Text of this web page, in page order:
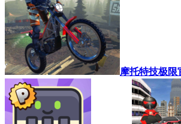
摩托特技极限